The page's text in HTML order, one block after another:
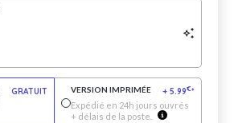
GRATUIT
VERSION IMPRIMÉE + 5.99€*
Expédié en 24h jours ouvrés
+ délais de la poste.